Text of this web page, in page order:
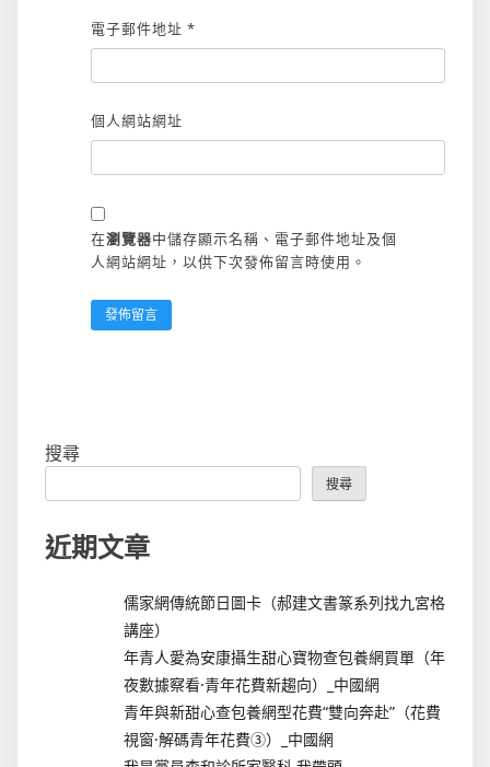
電子郵件地址 *
個人網站網址
在瀏覽器中儲存顯示名稱、電子郵件地址及個
人網站網址，以供下次發佈留言時使用。
搜尋
搜尋
近期文章
儒家網傳統節日圖卡（郝建文書篆系列找九宮格
講座）
年青人愛為安康攝生甜心寶物查包養網買單（年
夜數據察看·青年花費新趨向）_中國網
青年與新甜心查包養網型花費“雙向奔赴”（花費
視窗·解碼青年花費③）_中國網